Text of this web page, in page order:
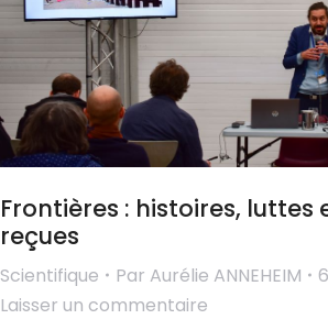
Frontières : histoires, luttes
reçues
Scientifique Par Aurélie ANNEHEIM
Laisser un commentaire